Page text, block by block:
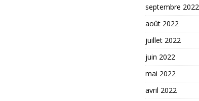
septembre 2022
août 2022
juillet 2022
juin 2022
mai 2022
avril 2022